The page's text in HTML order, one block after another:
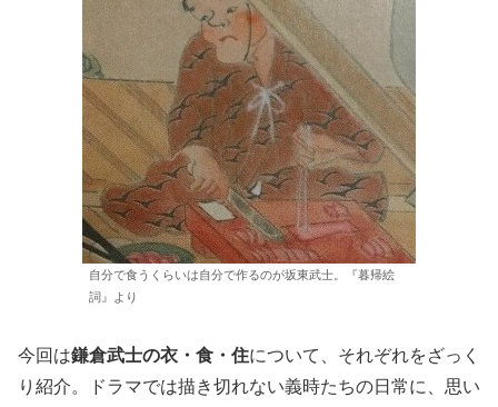
自分で食うくらいは自分で作るのが坂東武士。『暮帰絵
詞』より
今回は鎌倉武士の衣・食・住について、それぞれをざっく
り紹介。ドラマでは描き切れない義時たちの日常に、思い